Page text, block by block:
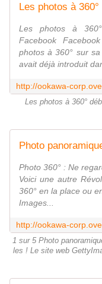
Les photos à
Facebook
photos à 360° sur
avait déjà introduit
Les photos à 360°
Photo 360° : Ne
Voici une autre
360° en la place ou
Images...
1 sur 5 Photo
les ! Le site web